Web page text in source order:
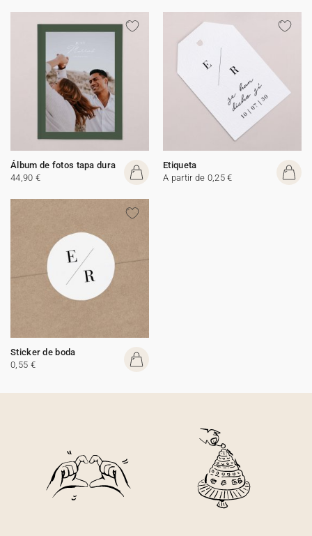
Álbum de fotos tapa dura
44,90 €
Etiqueta
A partir de 0,25 €
Sticker de boda
0,55 €